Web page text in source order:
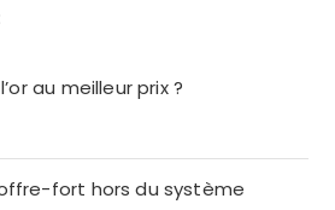
au meilleur prix ?
fort hors du système